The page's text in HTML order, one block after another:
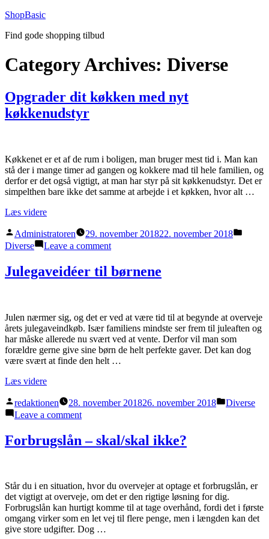
Videre
indhold
ShopBasic
Find gode shopping tilbud
Category Archives: Diverse
Opgrader dit køkken med nyt
køkkenudstyr
Køkkenet er et af de rum i boligen, man bruger mest tid i. Man kan
stå der i mange timer ad gangen og kokkere mad til hele familien, og
derfor er det også vigtigt, at man har styr på sit køkkenudstyr. Det er
simpelthen bare ikke det samme at arbejde i et køkken, hvor alt …
Læs videre“Opgrader
køkken
med
køkkenudstyr”
Posted
by
Administratoren 29. november 201822. november 2018
Diverse Leave a commenton
dit
køkken
Julegaveidéer til børnene
Julen nærmer sig, og det er ved at være tid til at begynde at overveje
årets julegaveindkøb. Især familiens mindste ser frem til juleaften og
har måske allerede nu svært ved at vente. Derfor vil man som
forældre gerne give sine børn de helt perfekte gaver. Det kan dog
være svært at finde den helt …
Læs videre“Julegaveidéer
børnene”
Posted
by
redaktionen 28. november 201826. november 2018
Posted
Diverse
Leave a commenton
børnene
Forbrugslån – skal/skal ikke?
Står du i en situation, hvor du overvejer at optage et forbrugslån, er
det vigtigt at overveje, om det er den rigtige løsning for dig.
Forbrugslån kan hurtigt komme til at tage overhånd, fordi det i første
omgang virker som en let vej til flere penge, men i længden kan det
give store udgifter. Dog …